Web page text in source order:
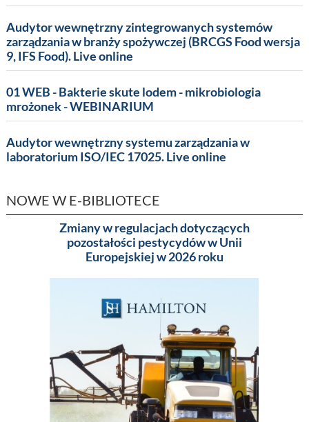
Audytor wewnętrzny zintegrowanych systemów
zarządzania w branży spożywczej (BRCGS Food wersja
9, IFS Food). Live online
01 WEB - Bakterie skute lodem - mikrobiologia
mrożonek - WEBINARIUM
Audytor wewnętrzny systemu zarządzania w
laboratorium ISO/IEC 17025. Live online
NOWE W E-BIBLIOTECE
Zmiany w regulacjach dotyczących
pozostałości pestycydów w Unii
Europejskiej w 2026 roku